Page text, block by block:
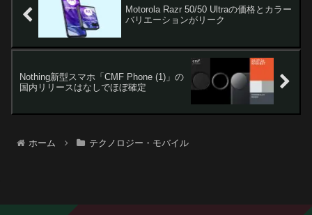
Motorola Razr 50/50 Ultraの価格とカラー
バリエーションがリーク
Nothing新型スマホ「CMF Phone (1)」の
国内リリースはなしでほぼ確定
ホーム テクノロジー・モバイル